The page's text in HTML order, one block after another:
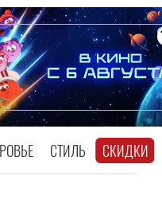
СТИЛЬ СКИДКИ